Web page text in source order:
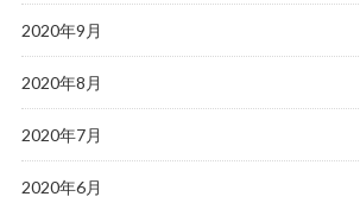
2020年9月
2020年8月
2020年7月
2020年6月